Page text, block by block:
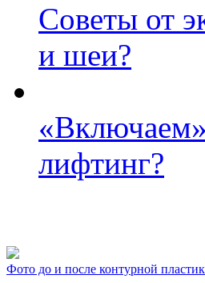
Советы от
и шеи?
лифтинг?
Фото до и после контурной